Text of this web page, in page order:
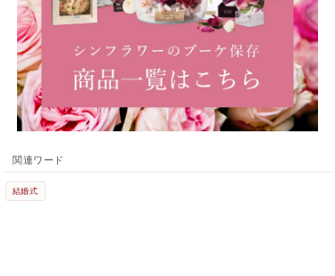
関連ワード
結婚式